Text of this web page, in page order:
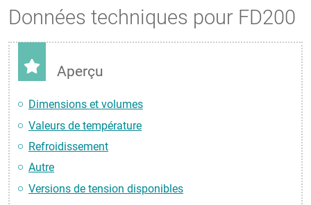
Données techniques pour FD200
Aperçu
Dimensions et volumes
Valeurs de température
Refroidissement
Autre
Versions de tension disponibles